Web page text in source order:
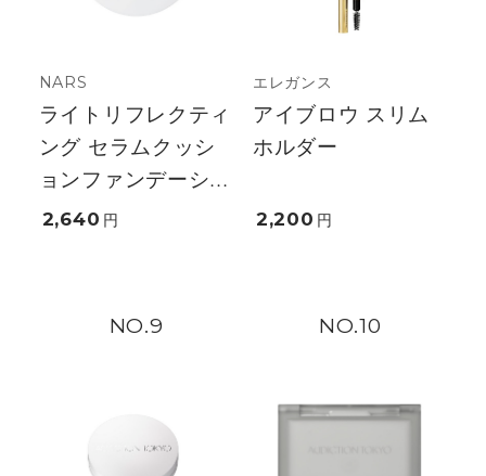
NARS
ライトリフレクティ
ング セラムクッシ
ョンファンデーシ...
2,640 円
エレガンス
アイブロウ スリム
ホルダー
2,200 円
9 10